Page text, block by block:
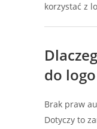
korzystać z
do
Brak praw
Dotyczy to